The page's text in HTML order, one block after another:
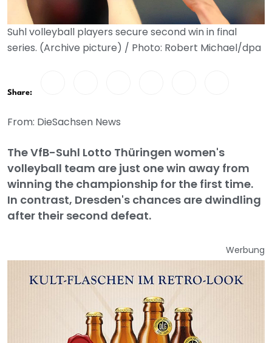
Suhl volleyball players secure second win in final
series. (Archive picture) / Photo: Robert Michael/dpa
Share:
From: DieSachsen News
The VfB-Suhl Lotto Thüringen women's
volleyball team are just one win away from
winning the championship for the first time.
In contrast, Dresden's chances are dwindling
after their second defeat.
Werbung